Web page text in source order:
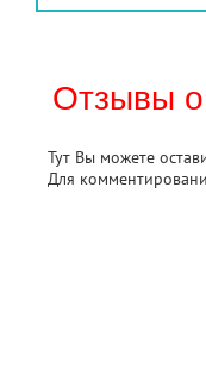
Отзывы о
Тут Вы можете
Для